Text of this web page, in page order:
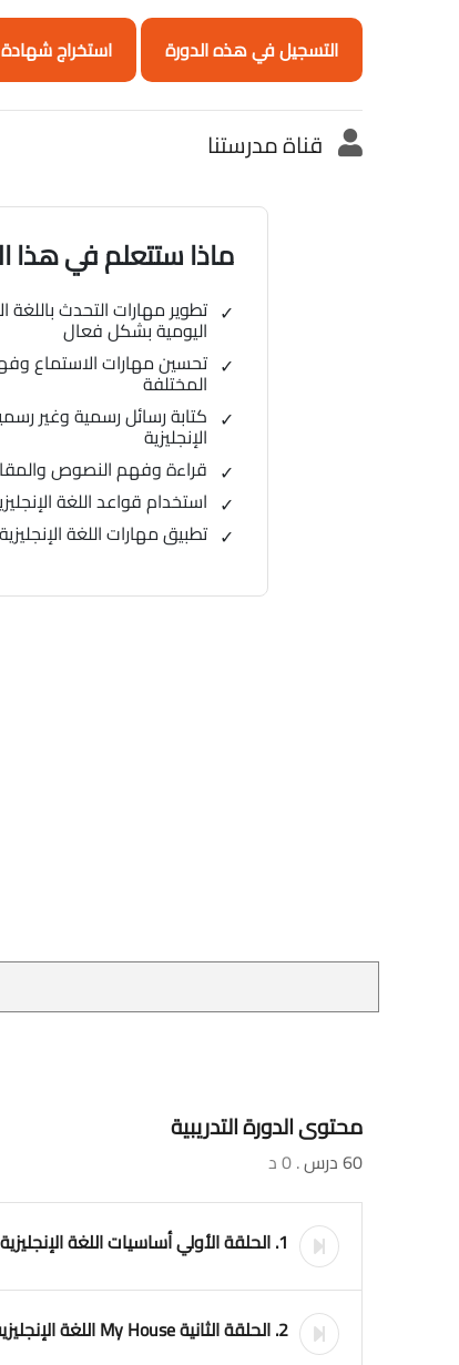
التسجيل في هذه الدورة استخراج شهادة
قناة مدرستنا
ماذا ستتعلم في هذا
تطوير مهارات التحدث باللغة
اليومية بشكل فعال
تحسين مهارات الاستماع
المختلفة
كتابة رسائل رسمية وغير
الإنجليزية
قراءة وفهم النصوص
استخدام قواعد اللغة
تطبيق مهارات اللغة
محتوى الدورة التدريبية
60 درس . 0 د
1. الحلقة الأولي أساسيات اللغة الإنجليزية | تعلم | English Level 1
2. الحلقة الثانية My House اللغة الإنجليزية | تعلم | English Level 1